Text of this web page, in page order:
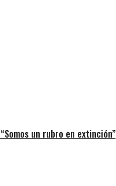
un rubro en extinción”